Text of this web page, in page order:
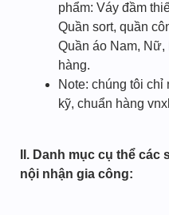
phẩm: Váy đầm
Quần sort, quần
Quần áo Nam, Nữ,
hàng.
Note: chúng tôi chỉ
kỹ, chuẩn hàng
II. Danh mục cụ thể
nội nhận gia công: